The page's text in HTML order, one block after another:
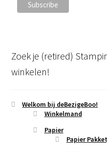
Zoek je (retired)
winkelen!
Welkom bij deBezigeBoo!
Winkelmand
Papier
Papier